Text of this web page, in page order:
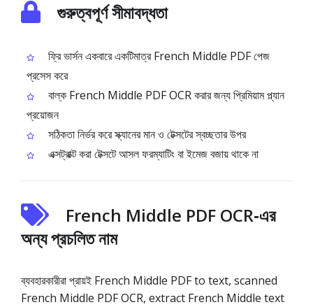
গুরুত্বপূর্ণ সীমাবদ্ধতা
ফ্রি ভার্সন একবারে একটিমাত্র French Middle PDF পেজ
প্রসেস করে
বাল্ক French Middle PDF OCR করার জন্য প্রিমিয়াম প্ল্যান
প্রয়োজন
সঠিকতা নির্ভর করে স্ক্যানের মান ও টেক্সটের স্বচ্ছতার উপর
এক্সট্রাক্ট করা টেক্সটে আসল ফরম্যাটিং বা ইমেজ বজায় থাকে না
French Middle PDF OCR‑এর
অন্য প্রচলিত নাম
ব্যবহারকারীরা প্রায়ই French Middle PDF to text, scanned
French Middle PDF OCR, extract French Middle text